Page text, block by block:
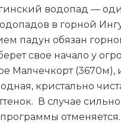
водопад —
в горной
падун обязан
свое начало у
Малчечкорт (3670м),
кристально
В случае
отменяется.